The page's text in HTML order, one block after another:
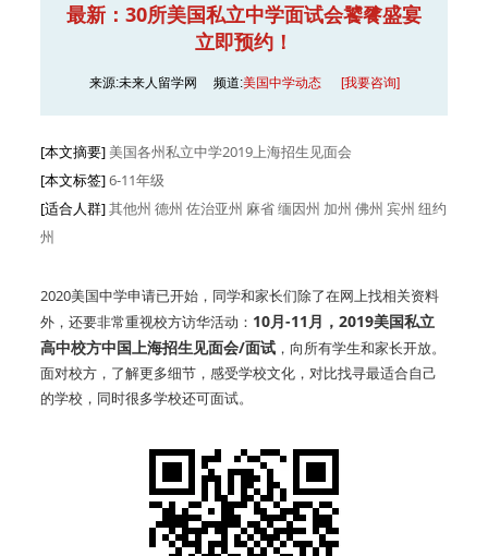
最新：30所美国私立中学面试会饕餮盛宴
立即预约！
来源:未来人留学网 频道:美国中学动态 [我要咨询]
[本文摘要] 美国各州私立中学2019上海招生见面会
[本文标签]6-11年级
[适合人群]其他州 德州 佐治亚州 麻省缅因州 加州 佛州 宾州 纽约
州
2020美国中学申请已开始，同学和家长们除了在网上找相关资料
外，还要非常重视校方访华活动： 10月-11月，2019美国私立
高中校方中国上海招生见面会/面试 ，向所有学生和家长开放。
面对校方，了解更多细节，感受学校文化，对比找寻最适合自己
的学校，同时很多学校还可面试。